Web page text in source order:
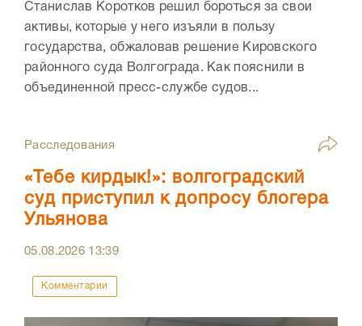
Станислав Коротков решил бороться за свои
активы, которые у него изъяли в пользу
государства, обжаловав решение Кировского
районного суда Волгограда. Как пояснили в
объединенной пресс-службе судов...
Расследования
«Тебе кирдык!»: волгоградский
суд приступил к допросу блогера
Ульянова
05.08.2026 13:39
Комментарии